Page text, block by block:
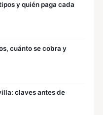
y quién paga cada
cuánto se cobra y
claves antes de